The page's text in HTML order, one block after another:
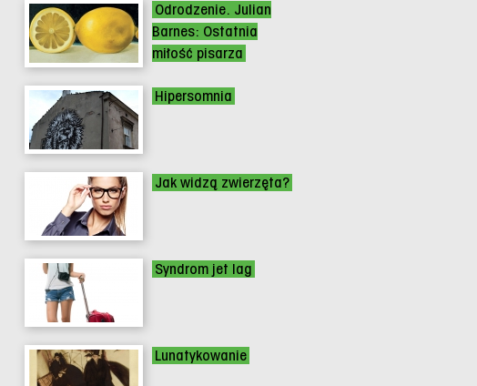
Odrodzenie. Julian
Barnes: Ostatnia
miłość pisarza
Hipersomnia
Jak widzą zwierzęta?
Syndrom jet lag
Lunatykowanie